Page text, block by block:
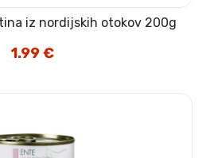
iz nordijskih otokov 200g
1.99€